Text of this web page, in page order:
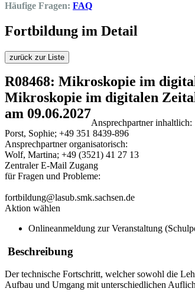
Häufige Fragen: FAQ
Fortbildung im Detail
zurück zur Liste
R08468: Mikroskopie im
Mikroskopie im digitalen
am 09.06.2027
Ansprechpartner inhaltlich:
Porst, Sophie; +49 351 8439-896
Ansprechpartner organisatorisch:
Wolf, Martina; +49 (3521) 41 27 13
Zentraler E-Mail Zugang
für Fragen und Probleme:
fortbildung@lasub.smk.sachsen.de
Aktion wählen
Onlineanmeldung zur Veranstaltung
Beschreibung
Der technische Fortschritt, welcher sowohl die
Aufbau und Umgang mit unterschiedlichen